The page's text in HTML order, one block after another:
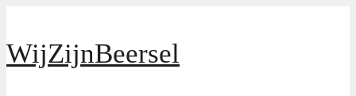
content
WijZijnBeersel